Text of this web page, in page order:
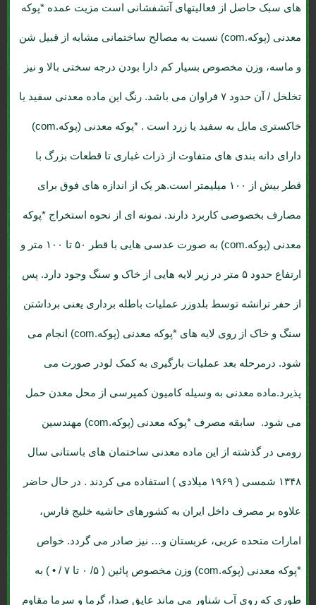
های سبک حاصل از فعالیتهای آتشفشانی است مزیت عمده *پوکه
معدنی (پوکه.com) نسبت به مصالح ساختمانی مشابه از قبیل شن
و ماسه، وزن مخصوص بسیار کم دارا بودن درجه سختی بالا و نیز
تخلخل / آن حدود ۷ فراوان می باشد. رنگ این ماده معدنی سفید یا
خاکستری مایل به سفید یا زرد است . *پوکه معدنی (پوکه.com)
دارای دانه بندی های متفاوت از ذرات غباری تا قطعات بزرگ با
قطر بیش از ۱۰۰ میلیمتر است.هر یک از اندازه های فوق برای
مصارف بخصوصی کاربرد دارند. نمونه ای از نحوه استخراج *پوکه
معدنی (پوکه.com) به صورت عدسی هایی با قطر ۵۰ تا ۱۰۰ متر و
ارتفاع حدود ۵ متر در زیر لایه هایی از خاک و سنگ وجود دارد. پس
از حفر ترانشه توسط بلدوزر عملیات باطله برداری یعنی برداشتن
سنگ و خاک از روی لایه های *پوکه معدنی (پوکه.com) انجام می
شود. درمرحله بعد عملیات بارگیری به کمک لودر صورت می
پذیرد.ماده معدنی به وسیله کامیون کمپرسی از محل معدن حمل
می شود. سابقه مصرف *پوکه معدنی (پوکه.com) مهندسین
رومی در گذشته از این ماده معدنی ساختمان های باستانی سال
۱۳۴۸ شمسی ( ۱۹۶۹ میلادی ) استفاده می کردند . در حال حاضر
علاوه بر مصرف داخل ایران به کشورهای حاشیه خلیج فارس،
امارات متحده عربی، عربستان و… نیز صادر می گردد. خواص
*پوکه معدنی (پوکه.com) وزن مخصوص پائین ( ۵/ ۰ تا ۷ / • ) به
طوری که روی آب شناور می ماند عایق صدا، گرما و سرما مقاوم